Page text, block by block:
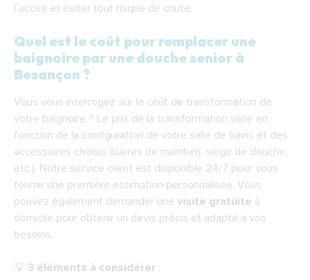
l’accès et éviter tout risque de chute.
Quel est le coût pour remplacer une
baignoire par une douche senior à
Besançon ?
Vous vous interrogez sur le coût de transformation de
votre baignoire ? Le prix de la transformation varie en
fonction de la configuration de votre salle de bains et des
accessoires choisis (barres de maintien, siège de douche,
etc.). Notre service client est disponible 24/7 pour vous
fournir une première estimation personnalisée. Vous
pouvez également demander une visite gratuite à
domicile pour obtenir un devis précis et adapté à vos
besoins.
💡 3 éléments à considérer :